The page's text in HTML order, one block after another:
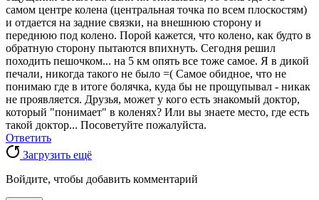
самом центре колена (центральная точка по всем плоскостям)
и отдается на задние связки, на внешнюю сторону и
переднюю под колено. Порой кажется, что колено, как будто в
обратную сторону пытаются впихнуть. Сегодня решил
походить пешочком... на 5 км опять все тоже самое. Я в дикой
печали, никогда такого не было =( Самое обидное, что не
понимаю где в итоге болячка, куда бы не прощупывал - никак
не проявляется. Друзья, может у кого есть знакомый доктор,
который "понимает" в коленях? Или вы знаете место, где есть
такой доктор... Посоветуйте пожалуйста.
Ответить
Загрузить ещё
Войдите, чтобы добавить комментарий